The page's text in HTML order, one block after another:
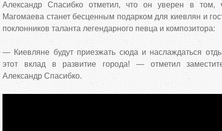
Александр Спасибко отметил, что он уверен в том,
Магомаева станет бесценным подарком для киевлян и
поклонников таланта легендарного певца и композитора:
— Киевляне будут приезжать сюда и наслаждаться
этот вклад в развитие города! — отметил
Александр Спасибко.